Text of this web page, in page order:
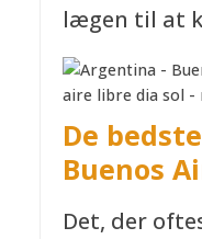
lægen til at
De
Buenos
Det, der